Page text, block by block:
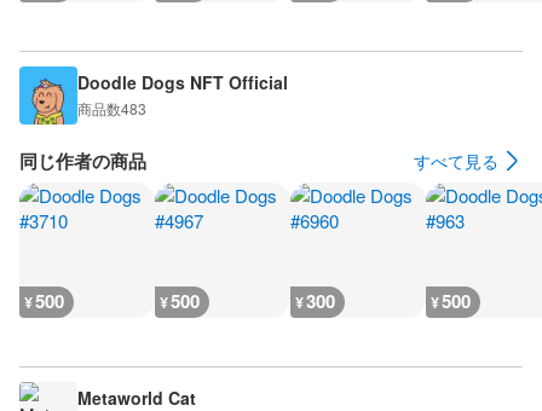
Doodle Dogs NFT Official
商品数483
同じ作者の商品 すべて見る
¥500 ¥500 ¥300 ¥500
Metaworld Cat